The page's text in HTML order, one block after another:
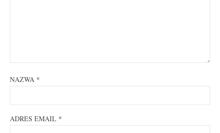
NAZWA *
ADRES EMAIL *